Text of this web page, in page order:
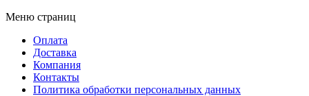
Меню страниц
Оплата
Доставка
Компания
Контакты
Политика обработки персональных данных